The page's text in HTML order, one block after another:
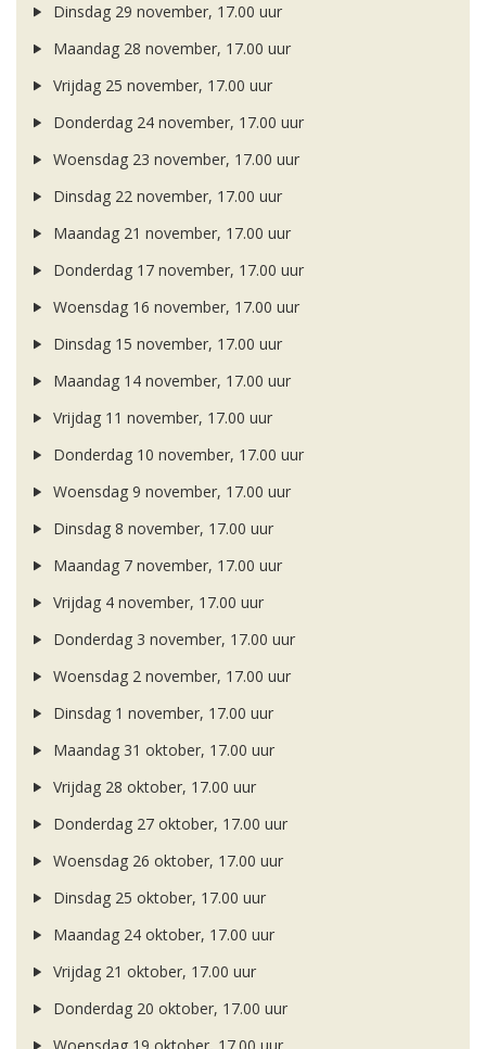
Dinsdag 29 november, 17.00 uur
Maandag 28 november, 17.00 uur
Vrijdag 25 november, 17.00 uur
Donderdag 24 november, 17.00 uur
Woensdag 23 november, 17.00 uur
Dinsdag 22 november, 17.00 uur
Maandag 21 november, 17.00 uur
Donderdag 17 november, 17.00 uur
Woensdag 16 november, 17.00 uur
Dinsdag 15 november, 17.00 uur
Maandag 14 november, 17.00 uur
Vrijdag 11 november, 17.00 uur
Donderdag 10 november, 17.00 uur
Woensdag 9 november, 17.00 uur
Dinsdag 8 november, 17.00 uur
Maandag 7 november, 17.00 uur
Vrijdag 4 november, 17.00 uur
Donderdag 3 november, 17.00 uur
Woensdag 2 november, 17.00 uur
Dinsdag 1 november, 17.00 uur
Maandag 31 oktober, 17.00 uur
Vrijdag 28 oktober, 17.00 uur
Donderdag 27 oktober, 17.00 uur
Woensdag 26 oktober, 17.00 uur
Dinsdag 25 oktober, 17.00 uur
Maandag 24 oktober, 17.00 uur
Vrijdag 21 oktober, 17.00 uur
Donderdag 20 oktober, 17.00 uur